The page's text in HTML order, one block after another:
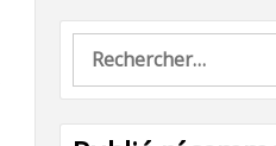
Rechercher :